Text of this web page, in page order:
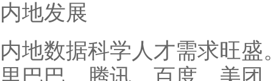
内地发展
内地数据科学人才需求旺